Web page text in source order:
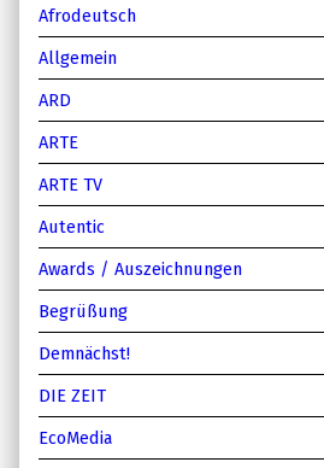
Afrodeutsch
Allgemein
ARD
ARTE
ARTE TV
Autentic
Awards / Auszeichnungen
Begrüßung
Demnächst!
DIE ZEIT
EcoMedia